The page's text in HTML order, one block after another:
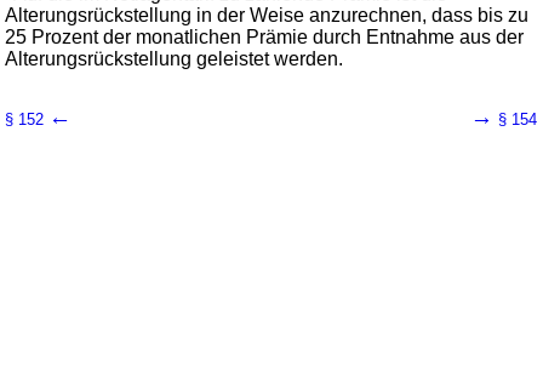
Alterungsrückstellung in der Weise anzurechnen, dass bis zu
25 Prozent der monatlichen Prämie durch Entnahme aus der
Alterungsrückstellung geleistet werden.
§ 152 ← → § 154